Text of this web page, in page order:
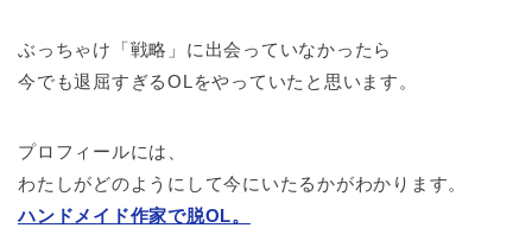
ぶっちゃけ「戦略」に出会っていなかったら
今でも退屈すぎるOLをやっていたと思います。
プロフィールには、
わたしがどのようにして今にいたるかがわかります。
ハンドメイド作家で脱OL。